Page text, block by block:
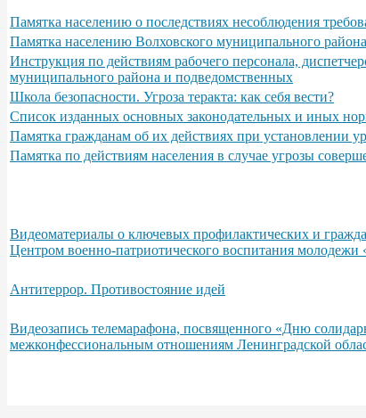
Памятка населению о последствиях несоблюдения
Памятка населению Волховского муниципального
Инструкция по действиям рабочего персонала,
муниципального района и подведомственных
Школа безопасности. Угроза теракта: как себя вести?
Список изданных основных законодательных и иных
Памятка гражданам об их действиях при установлении
Памятка по действиям населения в случае угрозы
Видеоматериалы о ключевых профилактических и
Центром военно-патриотического воспитания
Антитеррор. Противостояние идей
Видеозапись телемарафона, посвященного «Дню
межконфессиональным отношениям Ленинградской